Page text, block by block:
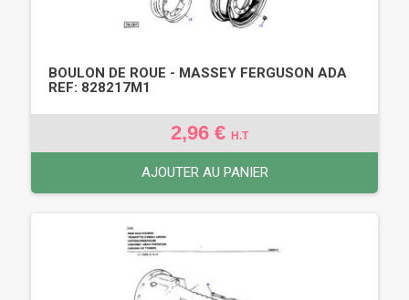
BOULON DE ROUE - MASSEY FERGUSON ADA
REF: 828217M1
2,96 € H.T
AJOUTER AU PANIER